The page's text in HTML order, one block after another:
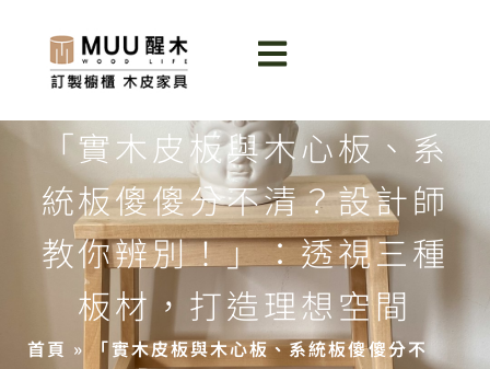
「實木皮板與木心板、系
統板傻傻分不清？設計師
教你辨別！」：透視三種
板材，打造理想空間
首頁 » 「實木皮板與木心板、系統板傻傻分不